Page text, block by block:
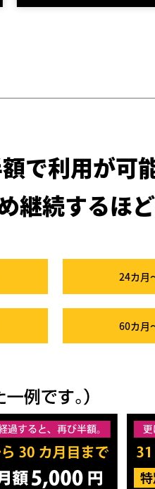
で利用が可
継続するほ
24カ月
60カ月